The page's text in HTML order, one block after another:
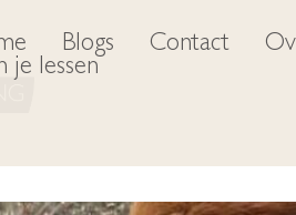
Blogs Contact
je lessen